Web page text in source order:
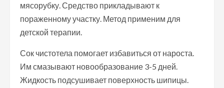
мясорубку. Средство прикладывают к
пораженному участку. Метод применим для
детской терапии.
Сок чистотела помогает избавиться от нароста.
Им смазывают новообразование 3-5 дней.
Жидкость подсушивает поверхность шипицы.